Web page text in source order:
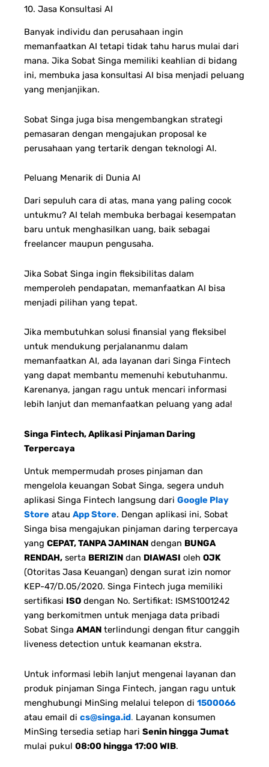
10. Jasa Konsultasi AI
Banyak individu dan perusahaan ingin
memanfaatkan AI tetapi tidak tahu harus mulai dari
mana. Jika Sobat Singa memiliki keahlian di bidang
ini, membuka jasa konsultasi AI bisa menjadi peluang
yang menjanjikan.
Sobat Singa juga bisa mengembangkan strategi
pemasaran dengan mengajukan proposal ke
perusahaan yang tertarik dengan teknologi AI.
Peluang Menarik di Dunia AI
Dari sepuluh cara di atas, mana yang paling cocok
untukmu? AI telah membuka berbagai kesempatan
baru untuk menghasilkan uang, baik sebagai
freelancer maupun pengusaha.
Jika Sobat Singa ingin fleksibilitas dalam
memperoleh pendapatan, memanfaatkan AI bisa
menjadi pilihan yang tepat.
Jika membutuhkan solusi finansial yang fleksibel
untuk mendukung perjalananmu dalam
memanfaatkan AI, ada layanan dari Singa Fintech
yang dapat membantu memenuhi kebutuhanmu.
Karenanya, jangan ragu untuk mencari informasi
lebih lanjut dan memanfaatkan peluang yang ada!
Singa Fintech, Aplikasi Pinjaman Daring
Terpercaya
Untuk mempermudah proses pinjaman dan
mengelola keuangan Sobat Singa, segera unduh
aplikasi Singa Fintech langsung dari Google Play
Store atau App Store. Dengan aplikasi ini, Sobat
Singa bisa mengajukan pinjaman daring terpercaya
yang CEPAT, TANPA JAMINAN dengan BUNGA
RENDAH, serta BERIZIN dan DIAWASI oleh OJK
(Otoritas Jasa Keuangan) dengan surat izin nomor
KEP-47/D.05/2020. Singa Fintech juga memiliki
sertifikasi ISO dengan No. Sertifikat: ISMS1001242
yang berkomitmen untuk menjaga data pribadi
Sobat Singa AMAN terlindungi dengan fitur canggih
liveness detection untuk keamanan ekstra.
Untuk informasi lebih lanjut mengenai layanan dan
produk pinjaman Singa Fintech, jangan ragu untuk
menghubungi MinSing melalui telepon di 1500066
atau email di cs@singa.id. Layanan konsumen
MinSing tersedia setiap hari Senin hingga Jumat
mulai pukul 08:00 hingga 17:00 WIB.